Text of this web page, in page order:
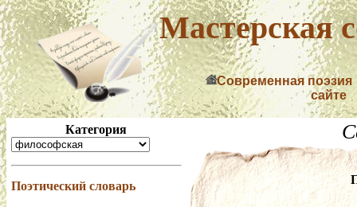
Мастерская
Современная поэзия
сайте
Категория
Поэтический словарь